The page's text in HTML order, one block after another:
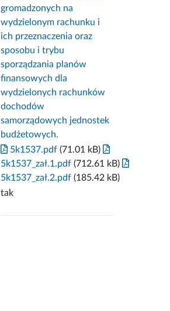
gromadzonych na
wydzielonym rachunku i
ich przeznaczenia oraz
sposobu i trybu
sporządzania planów
finansowych dla
wydzielonych rachunków
dochodów
samorządowych jednostek
budżetowych.
5k1537.pdf (71.01 kB)
5k1537_zał.1.pdf (712.61 kB)
5k1537_zał.2.pdf (185.42 kB)
tak